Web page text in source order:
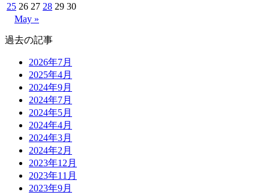
25 26 27 28 29 30
May »
過去の記事
2026年7月
2025年4月
2024年9月
2024年7月
2024年5月
2024年4月
2024年3月
2024年2月
2023年12月
2023年11月
2023年9月